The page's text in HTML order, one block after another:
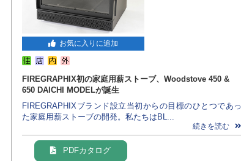
お気に入りに追加
FIREGRAPHIX初の家庭用薪ストーブ、Woodstove 450 &
650 DAICHI MODELが誕生
FIREGRAPHIXブランド設立当初からの目標のひとつであっ
た家庭用薪ストーブの開発。私たちはBL...
続きを読む
PDFカタログ